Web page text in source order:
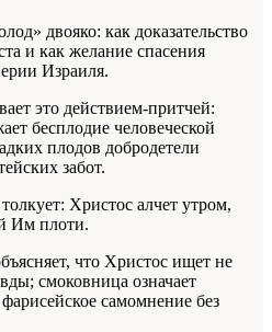
двояко: как доказательство
и как желание спасения
Израиля.
это действием-притчей:
бесплодие человеческой
плодов добродетели
забот.
Христос алчет утром,
Им плоти.
что Христос ищет не
смоковница означает
самомнение без